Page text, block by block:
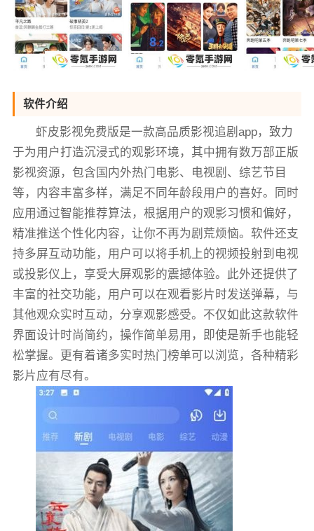
软件介绍
虾皮影视免费版是一款高品质影视追剧app，致力
于为用户打造沉浸式的观影环境，其中拥有数万部正版
影视资源，包含国内外热门电影、电视剧、综艺节目
等，内容丰富多样，满足不同年龄段用户的喜好。同时
应用通过智能推荐算法，根据用户的观影习惯和偏好，
精准推送个性化内容，让你不再为剧荒烦恼。软件还支
持多屏互动功能，用户可以将手机上的视频投射到电视
或投影仪上，享受大屏观影的震撼体验。此外还提供了
丰富的社交功能，用户可以在观看影片时发送弹幕，与
其他观众实时互动，分享观影感受。不仅如此这款软件
界面设计时尚简约，操作简单易用，即使是新手也能轻
松掌握。更有着诸多实时热门榜单可以浏览，各种精彩
影片应有尽有。